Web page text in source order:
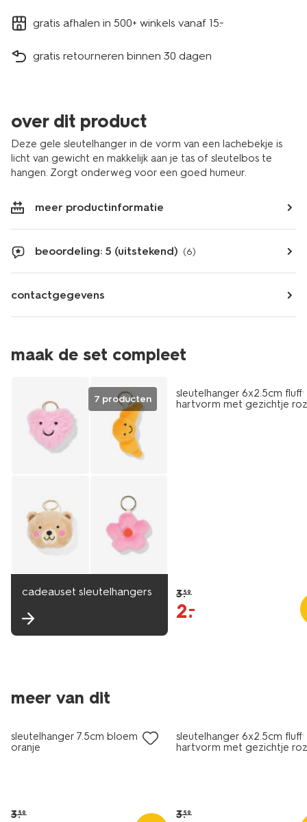
gratis afhalen in 500+ winkels vanaf 15.-
gratis retourneren binnen 30 dagen
over dit product
Deze gele sleutelhanger in de vorm van een lachebekje is
licht van gewicht en makkelijk aan je tas of sleutelbos te
hangen. Zorgt onderweg voor een goed humeur.
meer productinformatie
beoordeling: 5 (uitstekend) (6)
contactgegevens
maak de set compleet
7 producten
cadeauset sleutelhangers
sale
sleutelhanger 6x2.5cm
hartvorm met gezichtje
3.59
2.
–
meer van dit
sale
sleutelhanger 7.5cm bloem roze
oranje
3.59
sleutelhanger 6x2.5cm
hartvorm met gezichtje
3.59